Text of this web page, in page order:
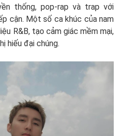
thống, pop-rap và trap với
cận. Một số ca khúc của nam
R&B, tạo cảm giác mềm mại,
hiếu đại chúng.